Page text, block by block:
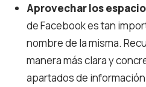
Aprovechar los
de Facebook es tan
nombre de la misma.
manera más clara y
apartados de